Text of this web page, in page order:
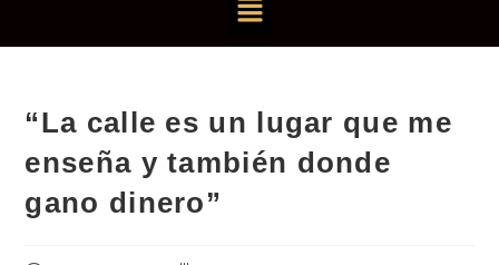
“La calle es un lugar que me
enseña y también donde
gano dinero”